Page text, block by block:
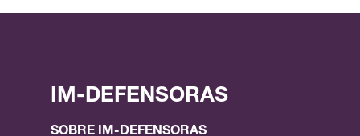
IM-DEFENSORAS
SOBRE IM-DEFENSORAS